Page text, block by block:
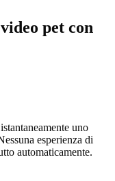
pet con
uno
esperienza di
automaticamente.